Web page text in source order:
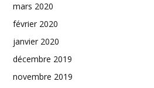
mars 2020
février 2020
janvier 2020
décembre 2019
novembre 2019